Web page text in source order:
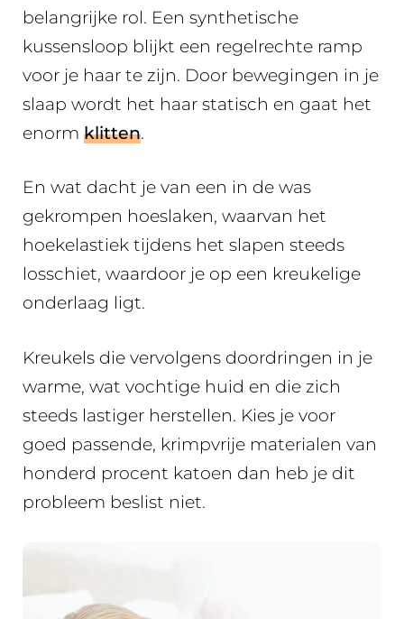
belangrijke rol. Een synthetische
kussensloop blijkt een regelrechte ramp
voor je haar te zijn. Door bewegingen in je
slaap wordt het haar statisch en gaat het
enorm klitten.
En wat dacht je van een in de was
gekrompen hoeslaken, waarvan het
hoekelastiek tijdens het slapen steeds
losschiet, waardoor je op een kreukelige
onderlaag ligt.
Kreukels die vervolgens doordringen in je
warme, wat vochtige huid en die zich
steeds lastiger herstellen. Kies je voor
goed passende, krimpvrije materialen van
honderd procent katoen dan heb je dit
probleem beslist niet.